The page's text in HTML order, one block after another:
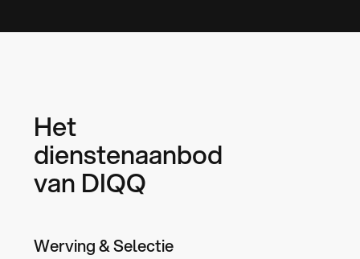
Het
dienstenaanbod
van DIQQ
Werving & Selectie